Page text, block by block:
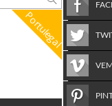
Portulegal